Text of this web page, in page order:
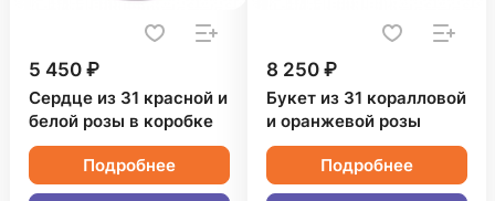
5 450 ₽
Сердце из 31 красной и
белой розы в коробке
Подробнее
8 250 ₽
Букет из 31 коралловой
и оранжевой розы
Подробнее